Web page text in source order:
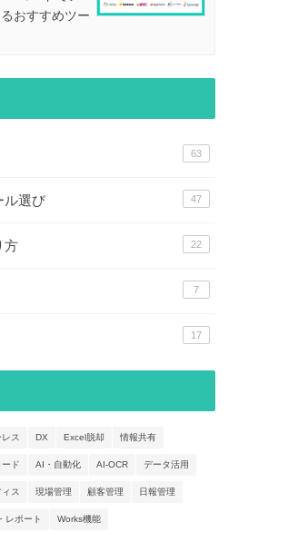
おすすめツー
63
ル選び 47
方 22
7
17
ス DX Excel脱却 情報共有
ード AI・自動化 AI-OCR データ活用
ス 現場管理 顧客管理 日報管理
レポート Works機能